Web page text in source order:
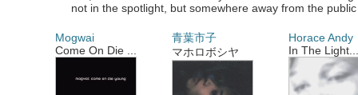
not in the spotlight, but somewhere away from the
Mogwai
Come On Die ...
青葉市子
マホロボシヤ
Horace Andy
In The